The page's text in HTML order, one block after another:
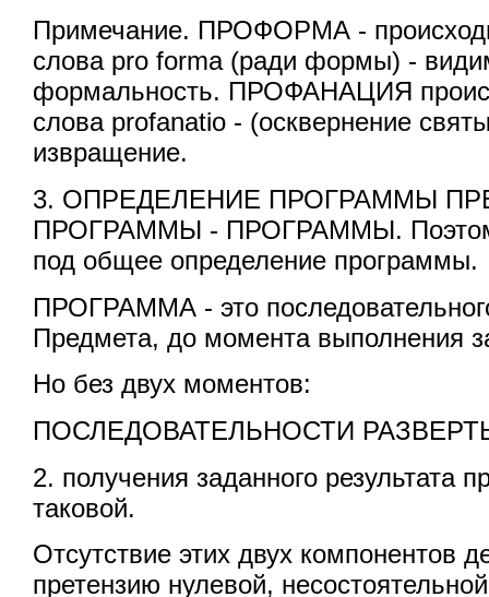
Примечание. ПРОФОРМА -
слова pro forma (ради формы) -
формальность. ПРОФАНАЦИЯ
слова profanatio - (осквернение
извращение.
3. ОПРЕДЕЛЕНИЕ ПРОГРАММЫ
ПРОГРАММЫ - ПРОГРАММЫ.
под общее определение программы.
ПРОГРАММА - это
Предмета, до момента выполнения
Но без двух моментов:
ПОСЛЕДОВАТЕЛЬНОСТИ
2. получения заданного результата
таковой.
Отсутствие этих двух компонентов
претензию нулевой,